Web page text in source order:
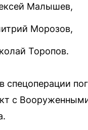
Малышев,
Морозов,
Торопов.
спецоперации
с